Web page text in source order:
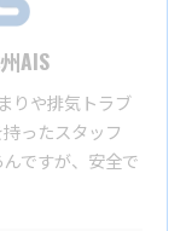
AIS
りや排気トラブ
ったスタッフ
ですが、安全で